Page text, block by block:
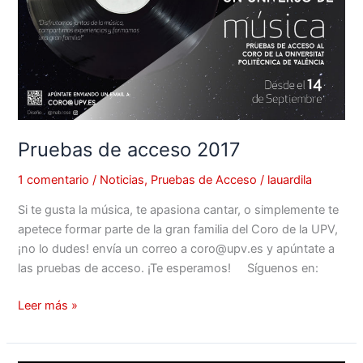
Pruebas de acceso 2017
1 comentario / Noticias, Pruebas de Acceso / lauardila
Si te gusta la música, te apasiona cantar, o simplemente te
apetece formar parte de la gran familia del Coro de la UPV,
¡no lo dudes! envía un correo a coro@upv.es y apúntate a
las pruebas de acceso. ¡Te esperamos! Síguenos en:
acceso
2017
Leer más »